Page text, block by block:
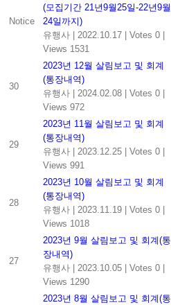
Notice
(모집기간 21년9월25일-22년9월
24일까지)
유행사
2022.10.17 Votes 0
Views 1531
30
2023년 12월 살림보고 및 회계
(통장내역)
유행사
2024.02.08 Votes 0
Views 972
29
2023년 11월 살림보고 및 회계
(통장내역)
유행사
2023.12.25 Votes 0
Views 991
28
2023년 10월 살림보고 및 회계
(통장내역)
유행사
2023.11.19 Votes 0
Views 1018
27
2023년 9월 살림보고 및 회계(통
장내역)
유행사
2023.10.05 Votes 0
Views 1290
2023년 8월 살림보고 및 회계(통